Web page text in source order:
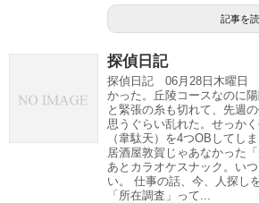
記事を
探偵日記
探偵日記 06月28日木曜日
かった。丘陵コースなのに
と緊張の糸も切れて、先週
思うぐらい乱れた。せっか
（韋駄天）を4つOBしてし
居酒屋敦賀じゃあなかった
あとカラオケスナック。い
い。 仕事の話、今、人探し
「所在調査」って...